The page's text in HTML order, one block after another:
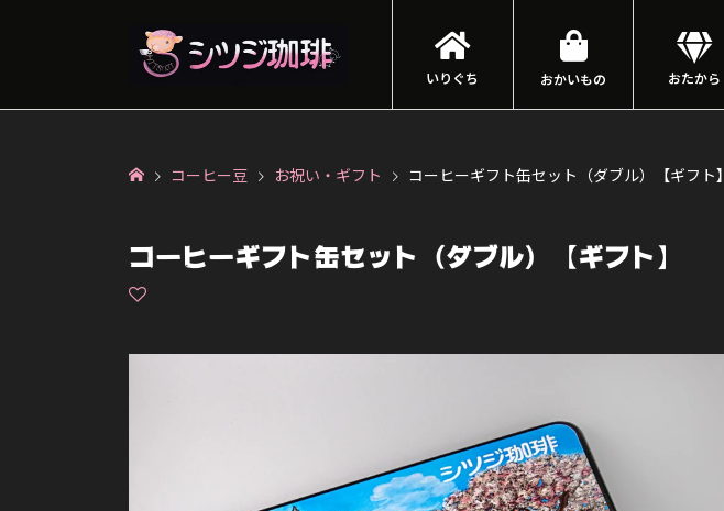
いりぐち おかいもの おたから
コーヒー豆 お祝い・ギフト コーヒーギフト缶セット（ダブル）【ギフト】
コーヒーギフト缶セット（ダブル）【ギフト】